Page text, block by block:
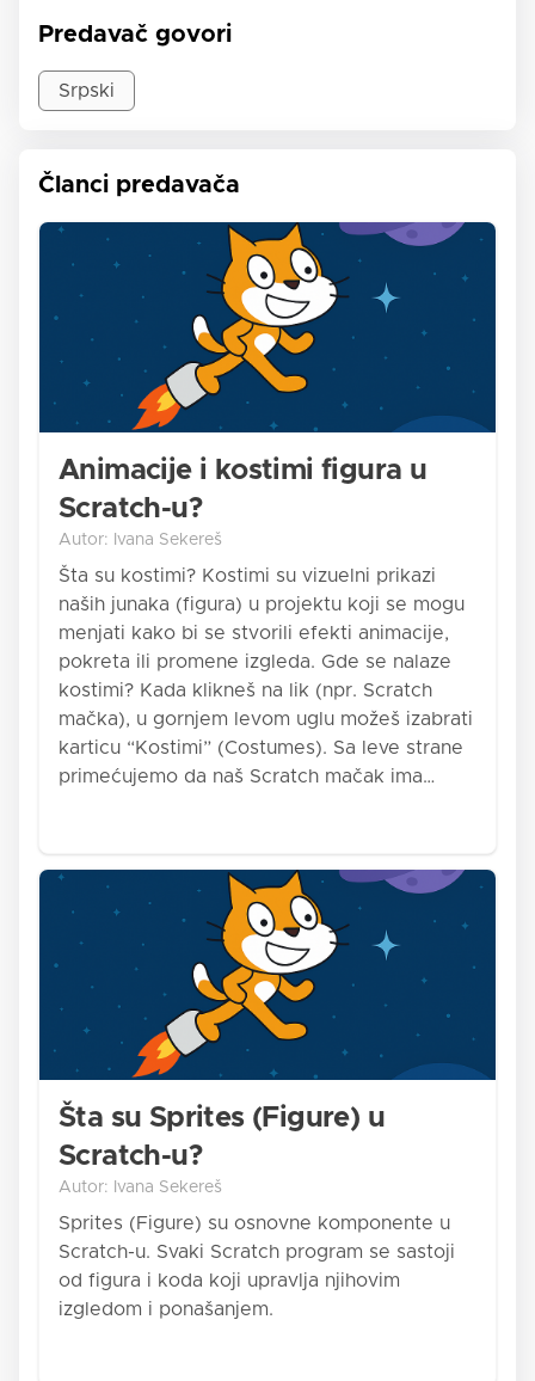
Predavač govori
Srpski
Članci predavača
Animacije i kostimi figura u
Scratch-u?
Autor: Ivana Sekereš
Šta su kostimi? Kostimi su vizuelni prikazi
naših junaka (figura) u projektu koji se mogu
menjati kako bi se stvorili efekti animacije,
pokreta ili promene izgleda. Gde se nalaze
kostimi? Kada klikneš na lik (npr. Scratch
mačka), u gornjem levom uglu možeš izabrati
karticu “Kostimi” (Costumes). Sa leve strane
primećujemo da naš Scratch mačak ima…
Šta su Sprites (Figure) u
Scratch-u?
Autor: Ivana Sekereš
Sprites (Figure) su osnovne komponente u
Scratch-u. Svaki Scratch program se sastoji
od figura i koda koji upravlja njihovim
izgledom i ponašanjem.